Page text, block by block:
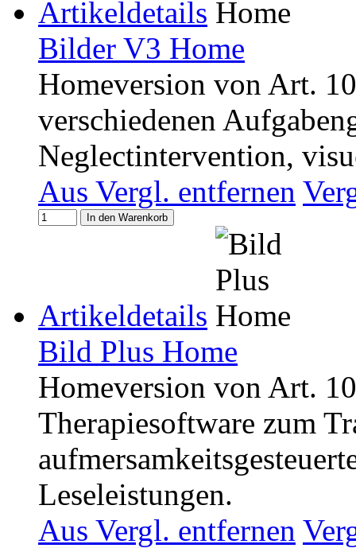
Artikeldetails
Bilder V3 Home
Homeversion von Art.
verschiedenen
Neglectintervention,
Aus Vergl. entfernen
In den Warenkorb
Artikeldetails
Bild Plus Home
Homeversion von Art.
Therapiesoftware zum
Leseleistungen.
Aus Vergl. entfernen